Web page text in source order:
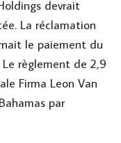
devrait
La réclamation
le paiement du
règlement de 2,9
Firma Leon Van
par